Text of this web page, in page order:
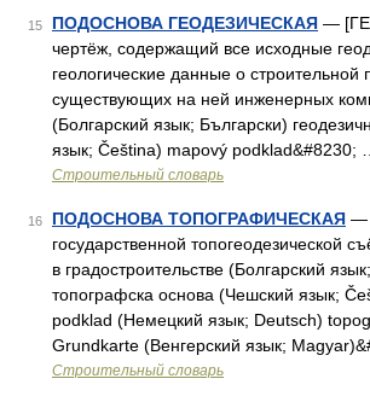
15 ПОДОСНОВА ГЕОДЕЗИЧЕСКАЯ —
чертёж, содержащий все исходные
геологические данные о строительной
существующих на ней инженерных
(Болгарский язык; Български)
язык; Čeština) mapový podklad&#8230; …
Строительный словарь
16 ПОДОСНОВА ТОПОГРАФИЧЕСКАЯ —
государственной топогеодезической
в градостроительстве (Болгарский
топографска основа (Чешский язык;
podklad (Немецкий язык; Deutsch)
Grundkarte (Венгерский язык;
Строительный словарь